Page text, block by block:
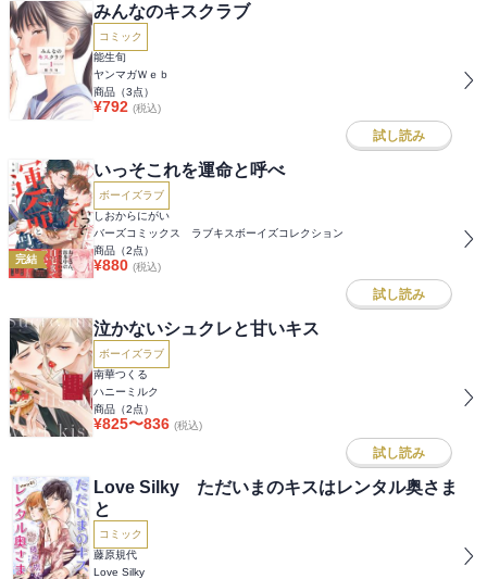
みんなのキスクラブ
コミック
能生旬
ヤンマガＷｅｂ
商品（3点）
¥792 (税込)
試し読み
完結
いっそこれを運命と呼べ
ボーイズラブ
しおからにがい
バーズコミックス ラブキスボーイズコレクション
商品（2点）
¥880 (税込)
試し読み
泣かないシュクレと甘いキス
ボーイズラブ
南華つくる
ハニーミルク
商品（2点）
¥825〜836 (税込)
試し読み
Love Silky ただいまのキスはレンタル奥さま
と
コミック
藤原規代
Love Silky